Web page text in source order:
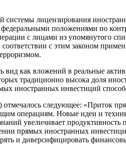
лицензирования
федеральными положениями по
с лицами из упомянутого
с этим законом
вид как вложений в реальные
традиционно высока доля
иностранных инвестиций
следующее: «Приток
операциям. Новые идеи и
увеличивает
прямых иностранных
и диверсифицировать